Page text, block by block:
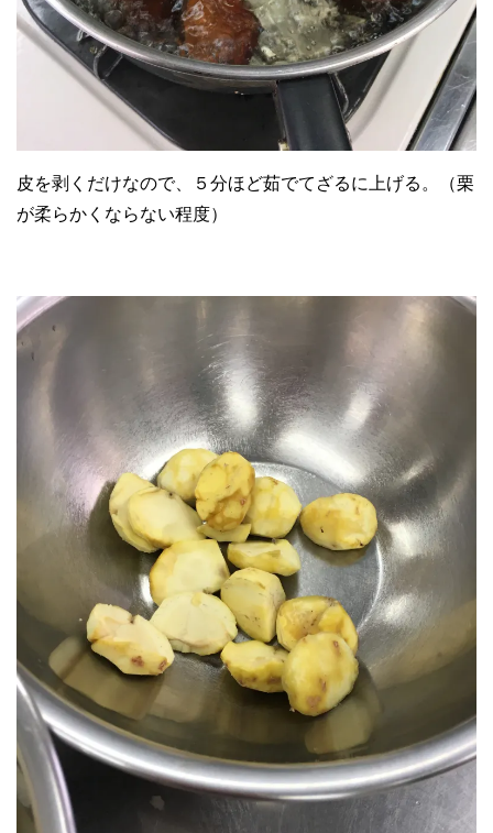
皮を剥くだけなので、５分ほど茹でてざるに上げる。（栗
が柔らかくならない程度）